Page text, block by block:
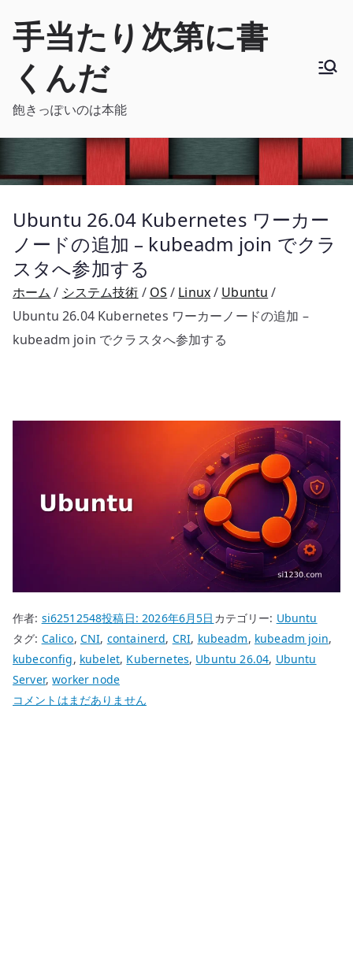
手当たり次第に書
くんだ
飽きっぽいのは本能
Ubuntu 26.04 Kubernetes ワーカー
ノードの追加 – kubeadm join でクラ
スタへ参加する
ホーム システム技術 OS Linux
Ubuntu
Ubuntu 26.04 Kubernetes ワーカーノードの追加 –
kubeadm join でクラスタへ参加する
作者: si62512548投稿日:2026年6月5日 カテゴリー: Ubuntu
タグ: Calico, CNI, containerd, CRI, kubeadm, kubeadm join,
kubeconfig, kubelet, Kubernetes, Ubuntu 26.04, Ubuntu
Server,worker node
Ubuntu
コメントはまだありません